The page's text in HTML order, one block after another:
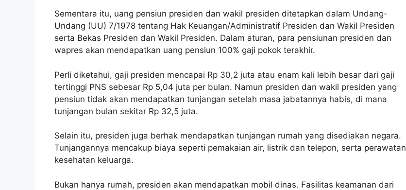
Sementara itu, uang pensiun presiden dan wakil presiden ditetapkan dalam Undang-
Undang (UU) 7/1978 tentang Hak Keuangan/Administratif Presiden dan Wakil Presiden
serta Bekas Presiden dan Wakil Presiden. Dalam aturan, para pensiunan presiden dan
wapres akan mendapatkan uang pensiun 100% gaji pokok terakhir.
Perli diketahui, gaji presiden mencapai Rp 30,2 juta atau enam kali lebih besar dari gaji
tertinggi PNS sebesar Rp 5,04 juta per bulan. Namun presiden dan wakil presiden yang
pensiun tidak akan mendapatkan tunjangan setelah masa jabatannya habis, di mana
tunjangan bulan sekitar Rp 32,5 juta.
Selain itu, presiden juga berhak mendapatkan tunjangan rumah yang disediakan negara.
Tunjangannya mencakup biaya seperti pemakaian air, listrik dan telepon, serta perawatan
kesehatan keluarga.
Bukan hanya rumah, presiden akan mendapatkan mobil dinas. Fasilitas keamanan dari